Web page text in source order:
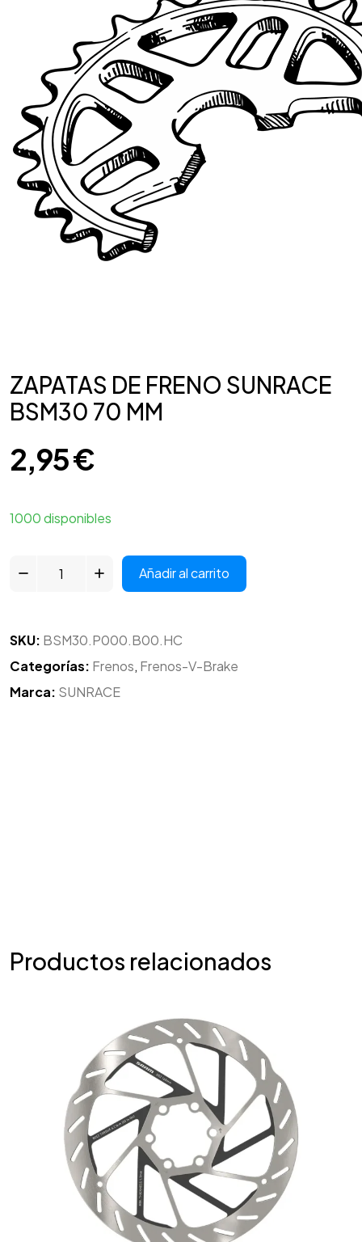
ZAPATAS DE FRENO SUNRACE
BSM30 70 MM
2,95€
1000 disponibles
Añadir al carrito
SKU: BSM30.P000.B00.HC
Categorías: Frenos, Frenos-V-Brake
Marca: SUNRACE
Productos relacionados